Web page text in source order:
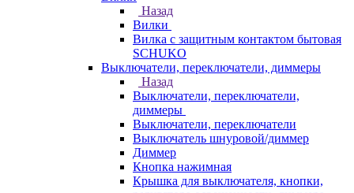
Назад
Вилки
Вилка с защитным контактом бытовая
SCHUKO
Выключатели, переключатели, диммеры
Назад
Выключатели, переключатели,
диммеры
Выключатели, переключатели
Выключатель шнуровой/диммер
Диммер
Кнопка нажимная
Крышка для выключателя, кнопки,